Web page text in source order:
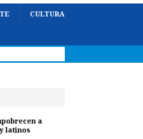
CULTURA
a
latinos